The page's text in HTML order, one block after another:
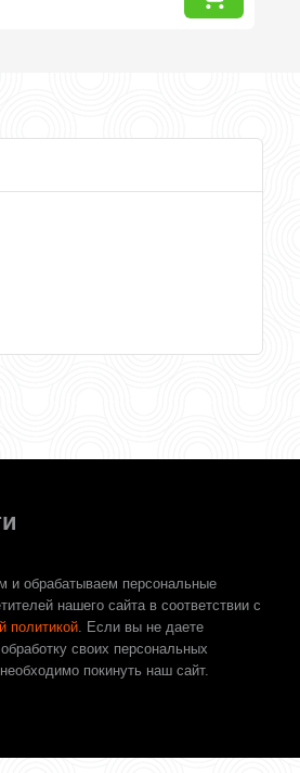
и обрабатываем персональные
нашего сайта в соответствии с
политикой. Если вы не даете
своих персональных
покинуть наш сайт.